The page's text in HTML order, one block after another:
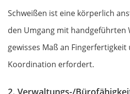
Schweißen ist eine körperlich
den Umgang mit handgeführten
gewisses Maß an
Koordination erfordert.
2. Verwaltungs-/